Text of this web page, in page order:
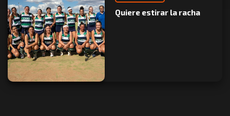
Quiere estirar la racha